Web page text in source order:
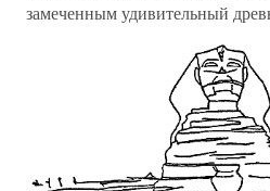
замеченным удивительный